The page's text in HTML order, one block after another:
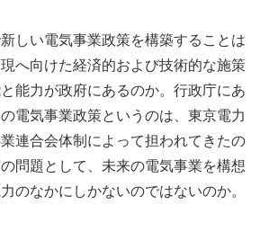
しい電気事業政策を構築することは
へ向けた経済的および技術的な施策
能力が政府にあるのか。行政庁にあ
電気事業政策というのは、東京電力
連合会体制によって担われてきたの
問題として、未来の電気事業を構想
のなかにしかないのではないのか。